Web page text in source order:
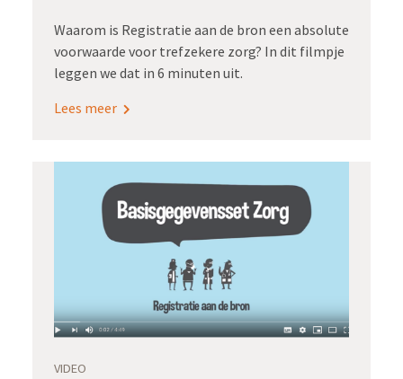
Waarom is Registratie aan de bron een absolute
voorwaarde voor trefzekere zorg? In dit filmpje
leggen we dat in 6 minuten uit.
Lees meer
VIDEO